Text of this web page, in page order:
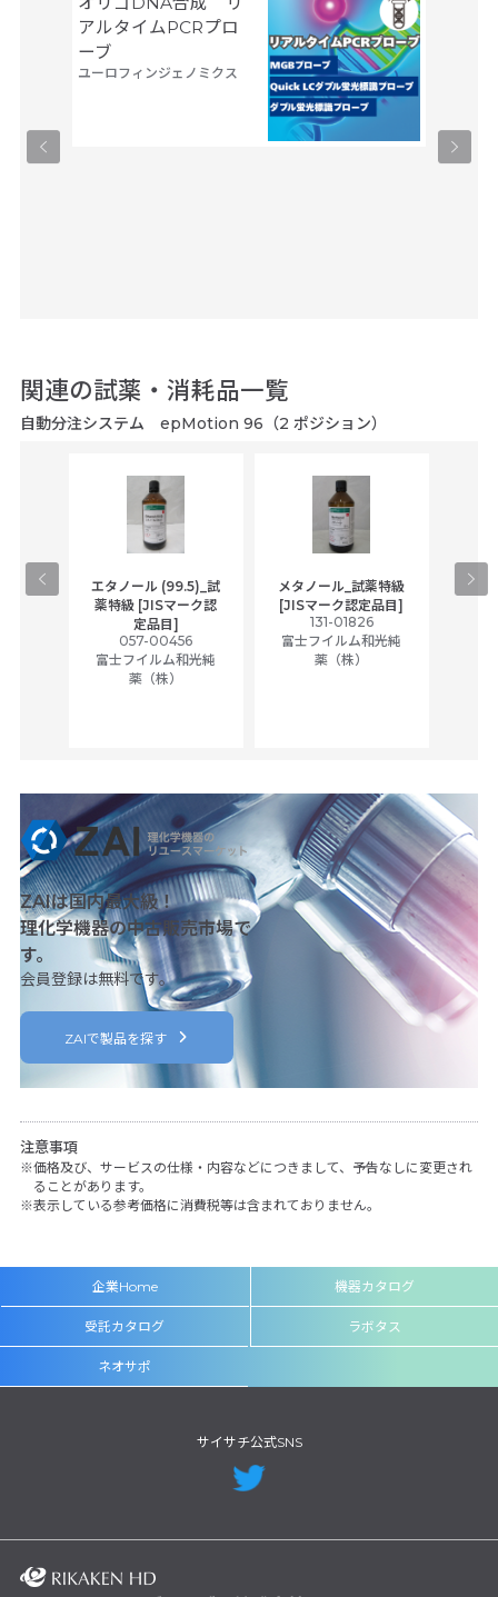
アルタイムPCRプロ
ーブ
ユーロフィンジェノミクス
関連の試薬・消耗品一覧
自動分注システム epMotion 96（2 ポジション）
エタノール (99.5)_試
薬特級 [JISマーク認
定品目]
057-00456
富士フイルム和光純
薬（株）
メタノール_試薬特級
[JISマーク認定品目]
131-01826
富士フイルム和光純
薬（株）
ア
ZAIは国内最大級！
理化学機器の中古販売市場で
す。
会員登録は無料です。
ZAIで製品を探す
注意事項
価格及び、サービスの仕様・内容などにつきまして、予告なしに変更され
ることがあります。
表示している参考価格に消費税等は含まれておりません。
企業Home 機器カタログ
受託カタログ ラボタス
ネオサポ
サイサチ公式SNS